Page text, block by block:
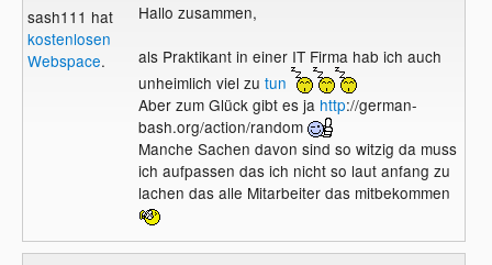
sash111 hat
kostenlosen
Webspace.
Hallo zusammen,
als Praktikant in einer IT Firma hab ich auch
unheimlich viel zu tun
Aber zum Glück gibt es ja http://german-
bash.org/action/random
Manche Sachen davon sind so witzig da muss
ich aufpassen das ich nicht so laut anfang zu
lachen das alle Mitarbeiter das mitbekommen